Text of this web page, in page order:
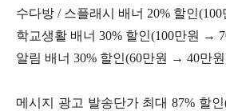
수다방 / 스플래시 배너 20% 할인
학교생활 배너 30% 할인(100만원 →
알림 배너 30% 할인(60만원 → 40만
메시지 광고 발송단가 최대 87% 할